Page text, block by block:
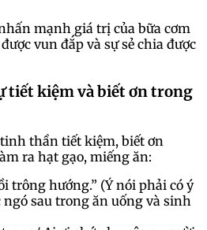
mạnh giá trị của bữa cơm
vun đắp và sự sẻ chia được
tiết kiệm và biết ơn trong
tinh thần tiết kiệm, biết ơn
ra hạt gạo, miếng ăn:
trông hướng.” (Ý nói phải có ý
sau trong ăn uống và sinh